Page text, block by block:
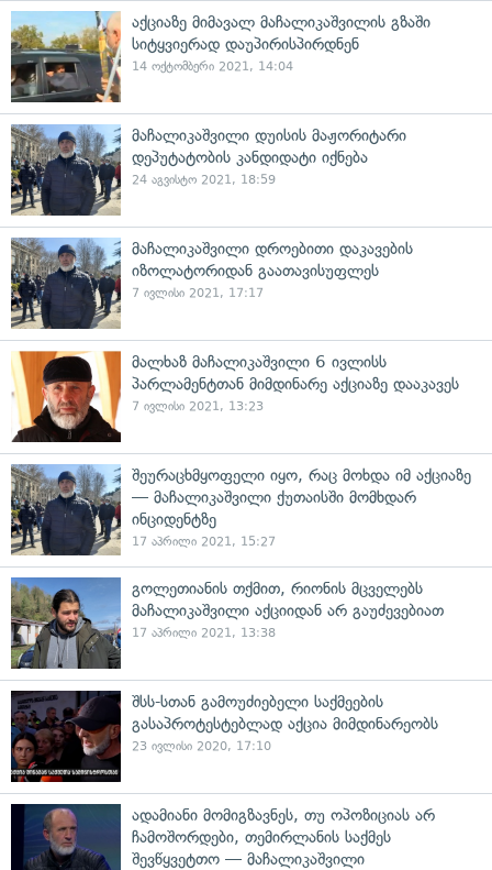
აქციაზე მიმავალ მაჩალიკაშვილის გზაში
სიტყვიერად დაუპირისპირდნენ
14 ოქტომბერი 2021, 14:04
მაჩალიკაშვილი დუისის მაჟორიტარი
დეპუტატობის კანდიდატი იქნება
24 აგვისტო 2021, 18:59
მაჩალიკაშვილი დროებითი დაკავების
იზოლატორიდან გაათავისუფლეს
7 ივლისი 2021, 17:17
მალხაზ მაჩალიკაშვილი 6 ივლისს
პარლამენტთან მიმდინარე აქციაზე დააკავეს
7 ივლისი 2021, 13:23
შეურაცხმყოფელი იყო, რაც მოხდა იმ აქციაზე
— მაჩალიკაშვილი ქუთაისში მომხდარ
ინციდენტზე
17 აპრილი 2021, 15:27
გოლეთიანის თქმით, რიონის მცველებს
მაჩალიკაშვილი აქციიდან არ გაუძევებიათ
17 აპრილი 2021, 13:38
შსს-სთან გამოუძიებელი საქმეების
გასაპროტესტებლად აქცია მიმდინარეობს
23 ივლისი 2020, 17:10
ადამიანი მომიგზავნეს, თუ ოპოზიციას არ
ჩამოშორდები, თემირლანის საქმეს
შევწყვეტთო — მაჩალიკაშვილი